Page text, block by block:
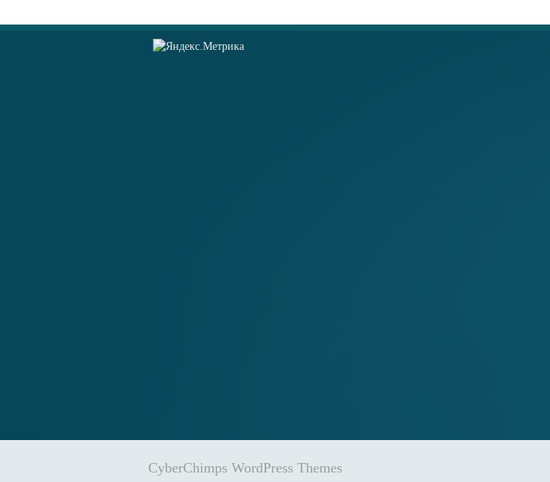
CyberChimps WordPress Themes